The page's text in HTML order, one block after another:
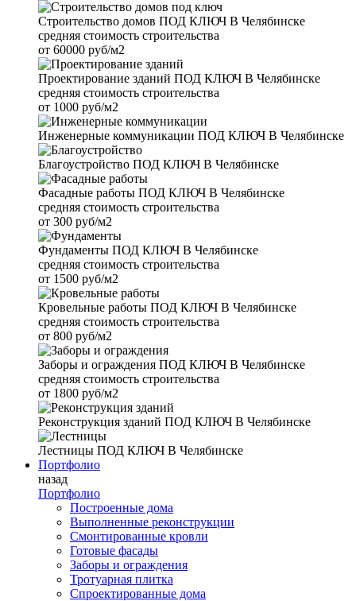
Строительство домов ПОД КЛЮЧ В Челябинске
средняя стоимость строительства
от 60000 руб/м2
Проектирование зданий ПОД КЛЮЧ В Челябинске
средняя стоимость строительства
от 1000 руб/м2
Инженерные коммуникации ПОД КЛЮЧ В Челябинске
Благоустройство ПОД КЛЮЧ В Челябинске
Фасадные работы ПОД КЛЮЧ В Челябинске
средняя стоимость строительства
от 300 руб/м2
Фундаменты ПОД КЛЮЧ В Челябинске
средняя стоимость строительства
от 1500 руб/м2
Кровельные работы ПОД КЛЮЧ В Челябинске
средняя стоимость строительства
от 800 руб/м2
Заборы и ограждения ПОД КЛЮЧ В Челябинске
средняя стоимость строительства
от 1800 руб/м2
Реконструкция зданий ПОД КЛЮЧ В Челябинске
Лестницы ПОД КЛЮЧ В Челябинске
Портфолио
назад
Портфолио
Построенные дома
Выполненные реконструкции
Смонтированные кровли
Готовые фасады
Заборы и ограждения
Тротуарная плитка
Спроектированные дома